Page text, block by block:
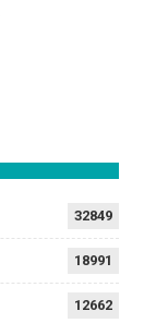
32849
18991
12662